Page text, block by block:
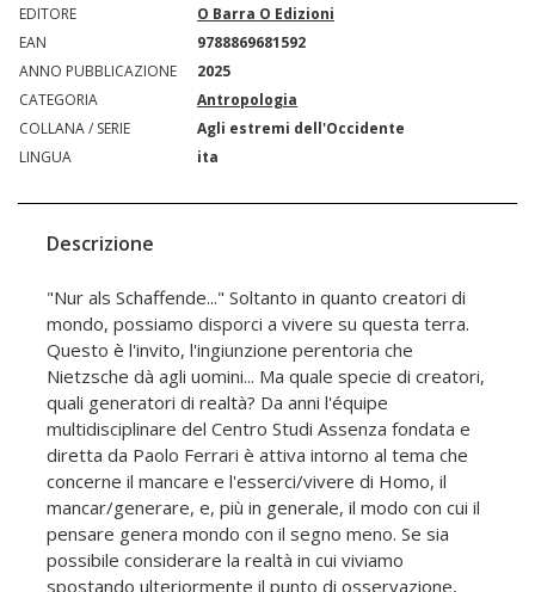
EDITORE
O Barra O Edizioni
EAN
9788869681592
ANNO PUBBLICAZIONE
2025
CATEGORIA
Antropologia
COLLANA / SERIE
Agli estremi dell'Occidente
LINGUA
ita
Descrizione
"Nur als Schaffende..." Soltanto in quanto creatori di
mondo, possiamo disporci a vivere su questa terra.
Questo è l'invito, l'ingiunzione perentoria che
Nietzsche dà agli uomini... Ma quale specie di creatori,
quali generatori di realtà? Da anni l'équipe
multidisciplinare del Centro Studi Assenza fondata e
diretta da Paolo Ferrari è attiva intorno al tema che
concerne il mancare e l'esserci/vivere di Homo, il
mancar/generare, e, più in generale, il modo con cui il
pensare genera mondo con il segno meno. Se sia
possibile considerare la realtà in cui viviamo
spostando ulteriormente il punto di osservazione,